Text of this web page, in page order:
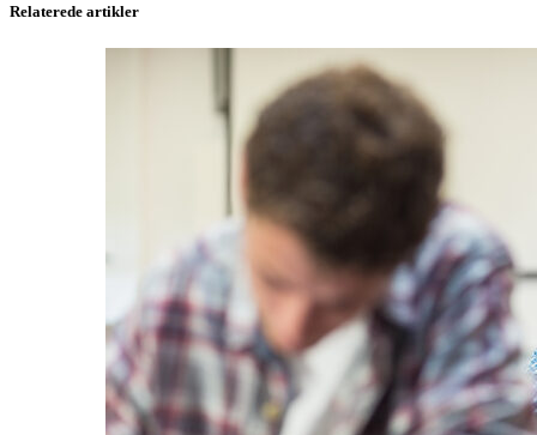
Relaterede artikler